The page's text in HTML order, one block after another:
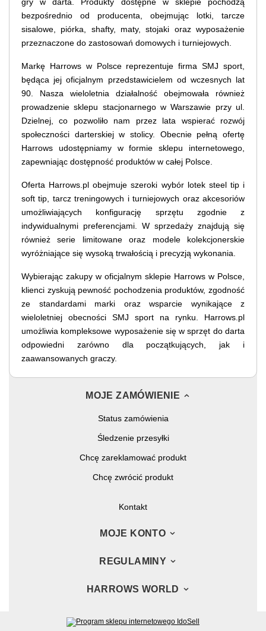
bezpośrednio od producenta, obejmując lotki, tarcze
sisalowe, piórka, shafty, maty, stojaki oraz wyposażenie
przeznaczone do zastosowań domowych i turniejowych.
Markę Harrows w Polsce reprezentuje firma SMJ sport,
będąca jej oficjalnym przedstawicielem od wczesnych lat
90. Nasza wieloletnia działalność obejmowała również
prowadzenie sklepu stacjonarnego w Warszawie przy ul.
Dzielnej, co pozwoliło nam przez lata wspierać rozwój
społeczności darterskiej w stolicy. Obecnie pełną ofertę
Harrows udostępniamy w formie sklepu internetowego,
zapewniając dostępność produktów w całej Polsce.
Oferta Harrows.pl obejmuje szeroki wybór lotek steel tip i
soft tip, tarcz treningowych i turniejowych oraz akcesoriów
umożliwiających konfigurację sprzętu zgodnie z
indywidualnymi preferencjami. W sprzedaży znajdują się
również serie limitowane oraz modele kolekcjonerskie
wyróżniające się wysoką trwałością i precyzją wykonania.
Wybierając zakupy w oficjalnym sklepie Harrows w Polsce,
klienci zyskują pewność pochodzenia produktów, zgodność
ze standardami marki oraz wsparcie wynikające z
wieloletniej obecności SMJ sport na rynku. Harrows.pl
umożliwia kompleksowe wyposażenie się w sprzęt do darta
odpowiedni zarówno dla początkujących, jak i
zaawansowanych graczy.
MOJE ZAMÓWIENIE
Status zamówienia
Śledzenie przesyłki
Chcę zareklamować produkt
Chcę zwrócić produkt
Kontakt
MOJE KONTO
REGULAMINY
HARROWS WORLD